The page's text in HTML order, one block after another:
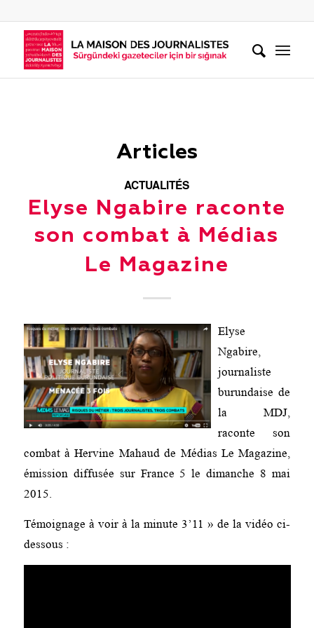
Articles
ACTUALITÉS
Elyse Ngabire raconte
son combat à Médias
Le Magazine
Elyse
Ngabire,
journaliste
burundaise de
la MDJ,
raconte son
combat à Hervine Mahaud de Médias Le Magazine,
émission diffusée sur France 5 le dimanche 8 mai
2015.
Témoignage à voir à la minute 3’11 » de la vidéo ci-
dessous :